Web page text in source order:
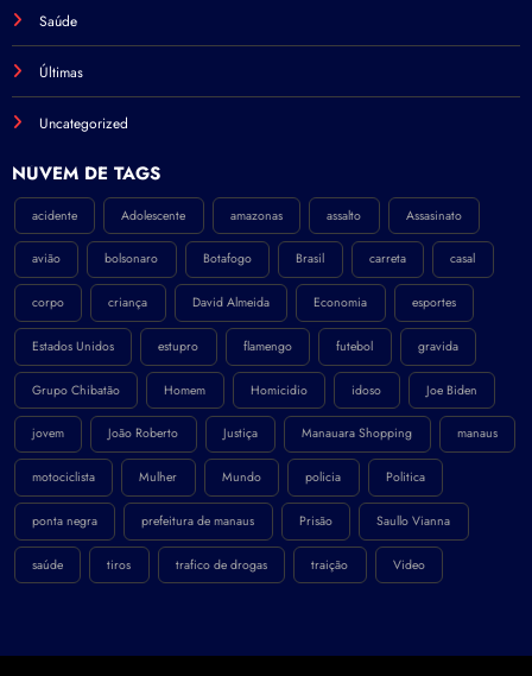
Saúde
Últimas
Uncategorized
NÚVEM DE TAGS
acidente Adolescente amazonas assalto Assasinato
avião bolsonaro Botafogo Brasil carreta casal
corpo criança David Almeida Economia esportes
Estados Unidos estupro flamengo futebol gravida
Grupo Chibatão Homem Homicidio idoso Joe Biden
jovem João Roberto Justiça Manauara Shopping manaus
motociclista Mulher Mundo policia Politica
ponta negra prefeitura de manaus Prisão Saullo Vianna
saúde tiros trafico de drogas traição Video